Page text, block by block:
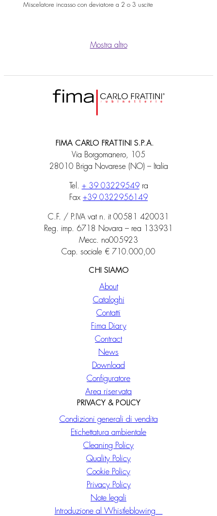
Miscelatore incasso con deviatore a 2 o 3 uscite
Mostra altro
FIMA CARLO FRATTINI S.P.A.
Via Borgomanero, 105
28010 Briga Novarese (NO) – Italia
Tel. + 39 03229549ra
Fax +39 0322956149
C.F. / P.IVA vat n. it 00581 420031
Reg. imp. 6718 Novara – rea 133931
Mecc. no005923
Cap. sociale € 710.000,00
CHI SIAMO
About
Cataloghi
Contatti
Fima Diary
Contract
News
Download
Configuratore
Area riservata
PRIVACY & POLICY
Condizioni generali di vendita
Etichettatura ambientale
Cleaning Policy
Quality Policy
Cookie Policy
Privacy Policy
Note legali
Introduzione al Whistleblowing